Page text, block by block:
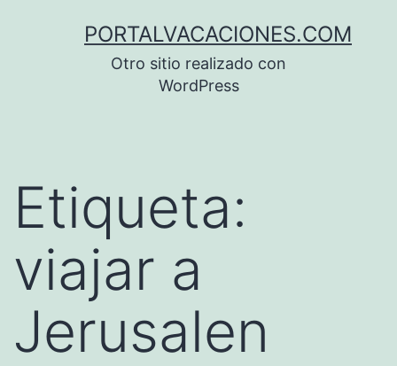
PORTALVACACIONES.COM
Otro sitio realizado con
WordPress
Etiqueta:
viajar a
Jerusalen